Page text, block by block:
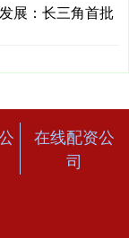
展：长三角首批
在线配资公
司